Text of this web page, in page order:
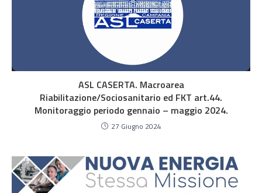
ASL CASERTA. Macroarea
Riabilitazione/Sociosanitario ed FKT art.44.
Monitoraggio periodo gennaio – maggio 2024.
27 Giugno 2024